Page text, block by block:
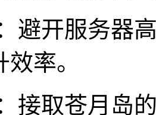
避开服务器
率。
接取苍月岛